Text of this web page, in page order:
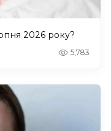
2026 року?
5,783